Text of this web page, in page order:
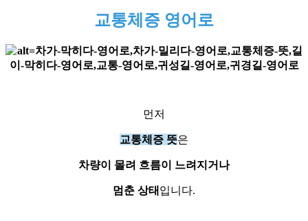
교통체증 영어로
먼저
교통체증 뜻은
차량이 몰려 흐름이 느려지거나
멈춘 상태 입니다.